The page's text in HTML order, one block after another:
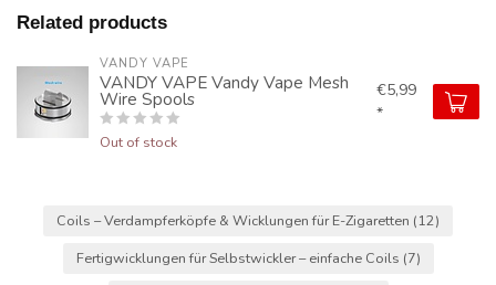
Related products
VANDY VAPE
VANDY VAPE Vandy Vape Mesh
Wire Spools
Out of stock
€5,99
*
Coils – Verdampferköpfe & Wicklungen für E-Zigaretten (12)
Fertigwicklungen für Selbstwickler – einfache Coils (7)